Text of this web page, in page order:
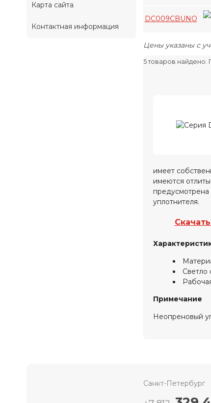
Карта сайта
Контактная информация
DC009CBUNO
Цены указаны с
5 товаров найдено.
имеет
имеются
предусмотрена
уплотнителя.
Светло
Примечание
Неопреновый
Санкт-Петербург